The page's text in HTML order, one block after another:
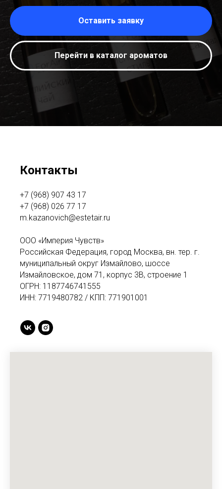
Оставить заявку
Перейти в каталог ароматов
Контакты
+7 (968) 907 43 17
+7 (968) 026 77 17
m.kazanovich@estetair.ru
ООО «Империя Чувств»
Российская Федерация, город Москва, вн. тер. г.
муниципальный округ Измайлово, шоссе
Измайловское, дом 71, корпус 3В, строение 1
ОГРН: 1187746741555
ИНН: 7719480782 / КПП: 771901001